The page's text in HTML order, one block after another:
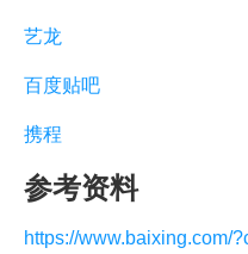
艺龙
百度贴吧
携程
参考资料
https://www.baixing.com/